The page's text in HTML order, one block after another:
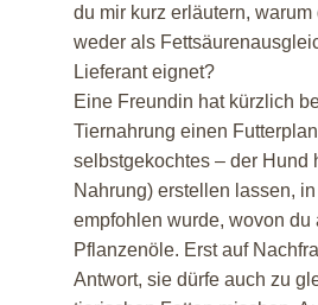
du mir kurz erläutern,
weder als
Lieferant eignet?
Eine Freundin hat kürzlich
Tiernahrung einen
selbstgekochtes – der Hund
Nahrung) erstellen lassen,
empfohlen wurde, wovon du
Pflanzenöle. Erst auf
Antwort, sie dürfe auch zu